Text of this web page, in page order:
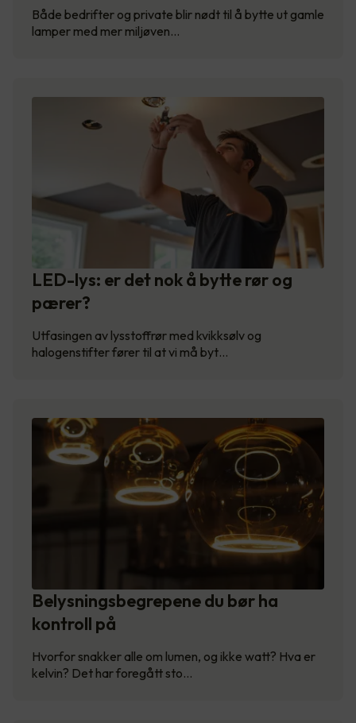
Både bedrifter og private blir nødt til å bytte ut gamle
lamper med mer miljøven…
LED-lys: er det nok å bytte rør og
pærer?
Utfasingen av lysstoffrør med kvikksølv og
halogenstifter fører til at vi må byt…
Belysningsbegrepene du bør ha
kontroll på
Hvorfor snakker alle om lumen, og ikke watt? Hva er
kelvin? Det har foregått sto…